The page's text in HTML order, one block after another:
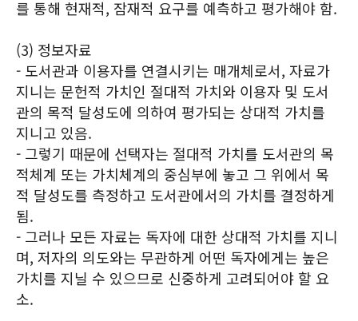
를 통해 현재적, 잠재적 요구를 예측하고 평가해야 함.
(3) 정보자료
- 도서관과 이용자를 연결시키는 매개체로서, 자료가
지니는 문헌적 가치인 절대적 가치와 이용자 및 도서
관의 목적 달성도에 의하여 평가되는 상대적 가치를
지니고 있음.
- 그렇기 때문에 선택자는 절대적 가치를 도서관의 목
적체계 또는 가치체계의 중심부에 놓고 그 위에서 목
적 달성도를 측정하고 도서관에서의 가치를 결정하게
됨.
- 그러나 모든 자료는 독자에 대한 상대적 가치를 지니
며, 저자의 의도와는 무관하게 어떤 독자에게는 높은
가치를 지닐 수 있으므로 신중하게 고려되어야 할 요
소.